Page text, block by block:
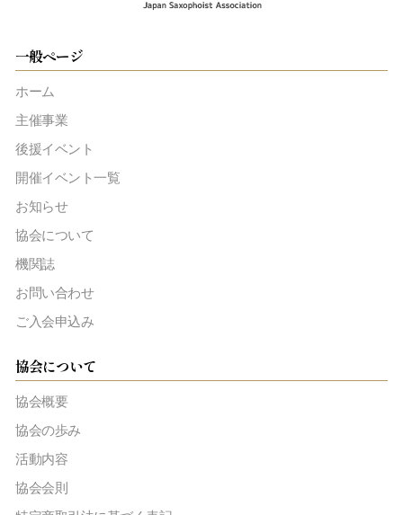
一般ページ
ホーム
主催事業
後援イベント
開催イベント一覧
お知らせ
協会について
機関誌
お問い合わせ
ご入会申込み
協会について
協会概要
協会の歩み
活動内容
協会会則